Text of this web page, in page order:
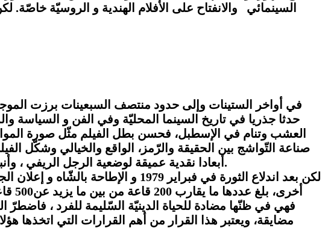
السينمائي والانفتاح على الأفلام الهندية و الروسيّة
في أواخر الستينات وإلى حدود منتصف السبعينات برزت الموجة
حدثا جذريا في تاريخ السينما المحليّة وفي الفن و السياسة
العشب وتنام في الإسطبل، فحسن بطل الفيلم مثّل صورة
صناعة التّواشج بين الحقيقة والرّمز، الواقع والخيالي وشكّل
أبعادا نقدية عميقة لوضعية الرجل الريفي ، وأنبأت فكرة التحول إلى بقرة بصورة جديدة للسينما تندّد بصعوبة واقع النّاس المعيشي في تلك الفترة.
لكن بعد اندلاع الثورة في فبراير
فهي في ظنّها مضادة للحياة الدينيّة السّليمة للفرد ، فاضطرّ
مضايقة، ويعتبر هذا القرار من أهم القرارات التي اتخذها